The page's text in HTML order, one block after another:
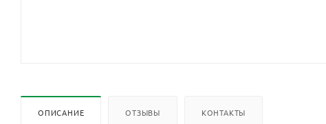
ОПИСАНИЕ ОТЗЫВЫ КОНТАКТЫ